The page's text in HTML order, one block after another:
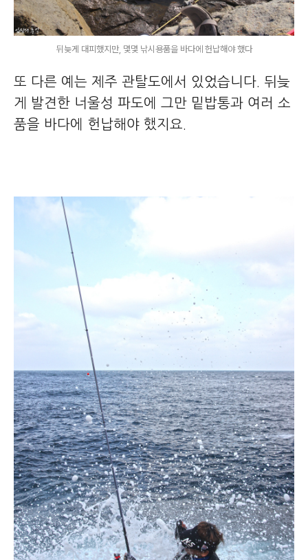
뒤늦게 대피했지만, 몇몇 낚시용품을 바다에 헌납해야 했다
또 다른 예는 제주 관탈도에서 있었습니다. 뒤늦
게 발견한 너울성 파도에 그만 밑밥통과 여러 소
품을 바다에 헌납해야 했지요.